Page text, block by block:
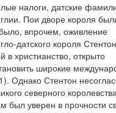
налоги, датские
Пои дворе короля
впрочем, оживление
датского короля
христианство, открыто
широкие
Однако Стентон
северного
был уверен в прочности